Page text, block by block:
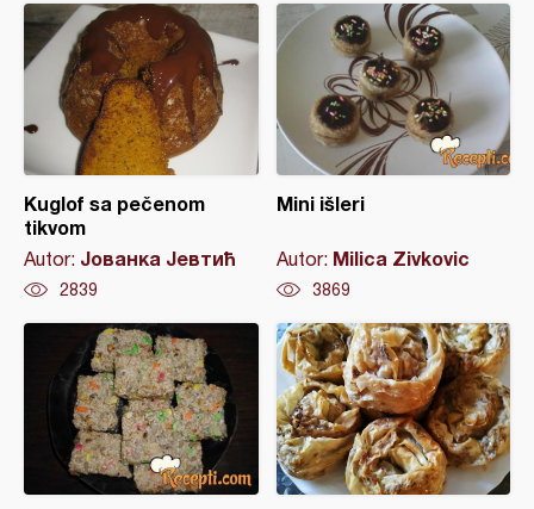
Kuglof sa pečenom
tikvom
Autor: Јованка Јевтић
2839
Mini išleri
Autor: Milica Zivkovic
3869